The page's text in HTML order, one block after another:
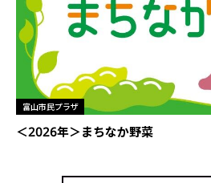
富山市民プラザ
＜2026年＞まちなか野菜